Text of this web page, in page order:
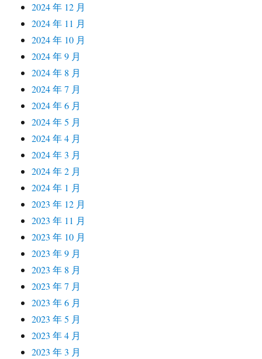
2024 年 12 月
2024 年 11 月
2024 年 10 月
2024 年 9 月
2024 年 8 月
2024 年 7 月
2024 年 6 月
2024 年 5 月
2024 年 4 月
2024 年 3 月
2024 年 2 月
2024 年 1 月
2023 年 12 月
2023 年 11 月
2023 年 10 月
2023 年 9 月
2023 年 8 月
2023 年 7 月
2023 年 6 月
2023 年 5 月
2023 年 4 月
2023 年 3 月